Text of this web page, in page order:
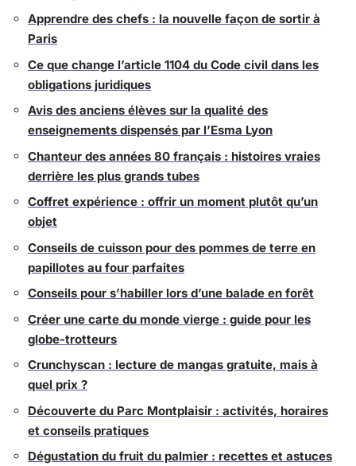
Apprendre des chefs : la nouvelle façon de sortir à
Paris
Ce que change l’article 1104 du Code civil dans les
obligations juridiques
Avis des anciens élèves sur la qualité des
enseignements dispensés par l’Esma Lyon
Chanteur des années 80 français : histoires vraies
derrière les plus grands tubes
Coffret expérience : offrir un moment plutôt qu’un
objet
Conseils de cuisson pour des pommes de terre en
papillotes au four parfaites
Conseils pour s’habiller lors d’une balade en forêt
Créer une carte du monde vierge : guide pour les
globe-trotteurs
Crunchyscan : lecture de mangas gratuite, mais à
quel prix ?
Découverte du Parc Montplaisir : activités, horaires
et conseils pratiques
Dégustation du fruit du palmier : recettes et astuces